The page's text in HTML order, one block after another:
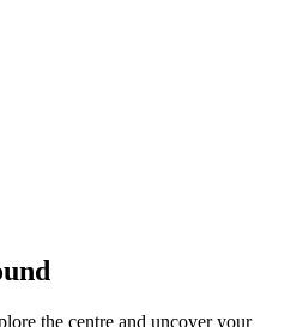
the centre and uncover your